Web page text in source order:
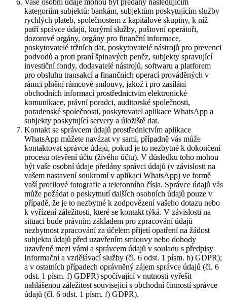
Vaše osobní údaje mohou být předány následujícím
kategoriím subjektů: bankám, subjektům poskytujícím služby
rychlých plateb, společnostem z kapitálové skupiny, k níž
patří správce údajů, kurýrní služby, poštovní operátoři,
dozorové orgány, orgány pro finanční informace,
poskytovatelé tržních dat, poskytovatelé nástrojů pro prevenci
podvodů a proti praní špinavých peněz, subjekty spravující
investiční fondy, dodavatelé nástrojů, softwaru a platforem
pro obsluhu transakcí a finančních operací prováděných v
rámci plnění rámcové smlouvy, jakož i pro zasílání
obchodních informací prostřednictvím elektronické
komunikace, právní poradci, auditorské společnosti,
poradenské společnosti, poskytovatel aplikace WhatsApp a
subjekty poskytující servery a úložiště dat.
Kontakt se správcem údajů prostřednictvím aplikace
WhatsApp můžete navázat vy sami, případně vás může
kontaktovat správce údajů, pokud je to nezbytné k dokončení
procesu otevření účtu (živého účtu). V důsledku toho mohou
být vaše osobní údaje předány správci údajů (v závislosti na
vašem nastavení soukromí v aplikaci WhatsApp) ve formě
vaší profilové fotografie a telefonního čísla. Správce údajů vás
může požádat o poskytnutí dalších osobních údajů pouze v
případě, že je to nezbytné k zodpovězení vašeho dotazu nebo
k vyřízení záležitosti, které se kontakt týká. V závislosti na
situaci bude právním základem pro zpracování údajů
nezbytnost zpracování za účelem přijetí opatření na žádost
subjektu údajů před uzavřením smlouvy nebo dohody
uzavřené mezi vámi a správcem údajů v souladu s předpisy
Informační a vzdělávací služby (čl. 6 odst. 1 písm. b) GDPR);
a v ostatních případech oprávněný zájem správce údajů (čl. 6
odst. 1 písm. f) GDPR) spočívající v nutnosti vyřešit
nahlášenou záležitost související s obchodní činností správce
údajů (čl. 6 odst. 1 písm. f) GDPR).